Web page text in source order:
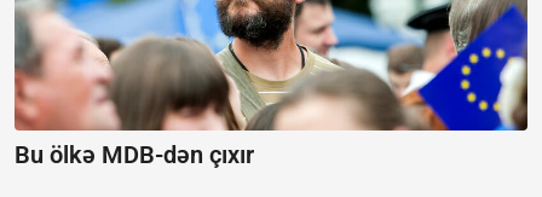
Bu ölkə MDB-dən çıxır